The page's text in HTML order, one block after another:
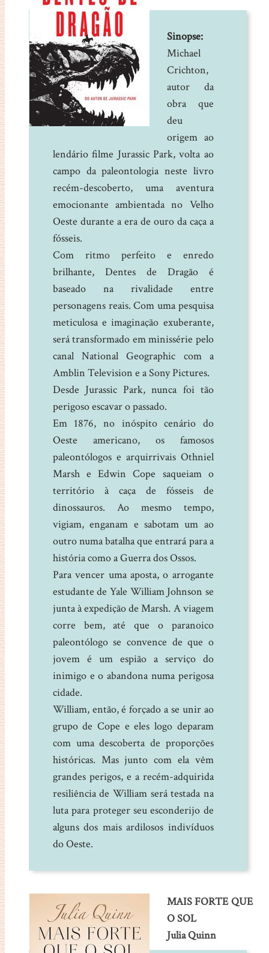
Sinopse:
Michael
Crichton,
autor da
obra que
deu
origem ao
lendário filme Jurassic Park, volta ao
campo da paleontologia neste livro
recém-descoberto, uma aventura
emocionante ambientada no Velho
Oeste durante a era de ouro da caça a
fósseis.
Com ritmo perfeito e enredo
brilhante, Dentes de Dragão é
baseado na rivalidade entre
personagens reais. Com uma pesquisa
meticulosa e imaginação exuberante,
será transformado em minissérie pelo
canal National Geographic com a
Amblin Television e a Sony Pictures.
Desde Jurassic Park, nunca foi tão
perigoso escavar o passado.
Em 1876, no inóspito cenário do
Oeste americano, os famosos
paleontólogos e arquirrivais Othniel
Marsh e Edwin Cope saqueiam o
território à caça de fósseis de
dinossauros. Ao mesmo tempo,
vigiam, enganam e sabotam um ao
outro numa batalha que entrará para a
história como a Guerra dos Ossos.
Para vencer uma aposta, o arrogante
estudante de Yale William Johnson se
junta à expedição de Marsh. A viagem
corre bem, até que o paranoico
paleontólogo se convence de que o
jovem é um espião a serviço do
inimigo e o abandona numa perigosa
cidade.
William, então, é forçado a se unir ao
grupo de Cope e eles logo deparam
com uma descoberta de proporções
históricas. Mas junto com ela vêm
grandes perigos, e a recém-adquirida
resiliência de William será testada na
luta para proteger seu esconderijo de
alguns dos mais ardilosos indivíduos
do Oeste.
MAIS FORTE QUE
O SOL
Julia Quinn